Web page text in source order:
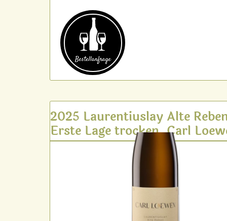
Bestell­anfrage
2025 Laurentiuslay Alte
Erste Lage trocken, Carl